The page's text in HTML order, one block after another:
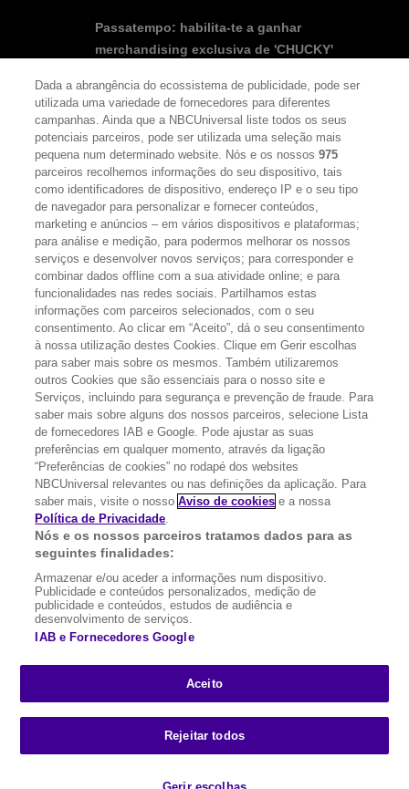
Passatempo: habilita-te a ganhar
merchandising exclusiva de 'CHUCKY'
SEGUE-NOS
FACEBOOK
TWITTER
YOUTUBEINSTAGRAM
LINKS ÚTEIS
Escolhas de Anúncios
Política de privacidade
Sobre nós
Termos E Condições
FILMES
UMA DIVISÃO DA
NBCUNIVERSAL
Contact us by email: contact.SYFYPortugal@ncbuni.com
NBC Universal Global Networks España S.L.U. is wholly owned
by Universal Studios International BV
NBC Universal Global Networks, S.L.U. Paseo de la Castellana,
95. Planta 10 Edificio Torre Europa 28046 Madrid B-82227893
SYFY Portugal is subject to Spanish jurisdiction and regulated by
sites
SCI FI Србија SYFY España
Dada a abrangência do ecossistema de publicidade, pode ser
utilizada uma variedade de fornecedores para diferentes
campanhas. Ainda que a NBCUniversal liste todos os seus
potenciais parceiros, pode ser utilizada uma seleção mais
pequena num determinado website. Nós e os nossos975
parceiros recolhemos informações do seu dispositivo, tais
como identificadores de dispositivo, endereço IP e o seu tipo
de navegador para personalizar e fornecer conteúdos,
marketing e anúncios – em vários dispositivos e plataformas;
para análise e medição, para podermos melhorar os nossos
serviços e desenvolver novos serviços; para corresponder e
combinar dados offline com a sua atividade online; e para
funcionalidades nas redes sociais. Partilhamos estas
informações com parceiros selecionados, com o seu
consentimento. Ao clicar em “Aceito”, dá o seu consentimento
à nossa utilização destes Cookies. Clique em Gerir escolhas
para saber mais sobre os mesmos. Também utilizaremos
outros Cookies que são essenciais para o nosso site e
Serviços, incluindo para segurança e prevenção de fraude. Para
saber mais sobre alguns dos nossos parceiros, selecione Lista
de fornecedores IAB e Google. Pode ajustar as suas
preferências em qualquer momento, através da ligação
“Preferências de cookies” no rodapé dos websites
NBCUniversal relevantes ou nas definições da aplicação. Para
saber mais, visite o nossoAviso de cookies e a nossa
Política de Privacidade.
Nós e os nossos parceiros tratamos dados para as
seguintes finalidades:
Armazenar e/ou aceder a informações num dispositivo.
Publicidade e conteúdos personalizados, medição de
publicidade e conteúdos, estudos de audiência e
desenvolvimento de serviços.
IAB e Fornecedores Google
Aceito
Rejeitar todos